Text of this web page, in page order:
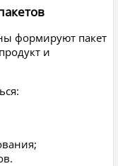
формируют пакет
и